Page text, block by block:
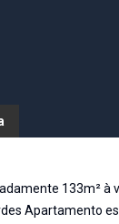
133m² à
com